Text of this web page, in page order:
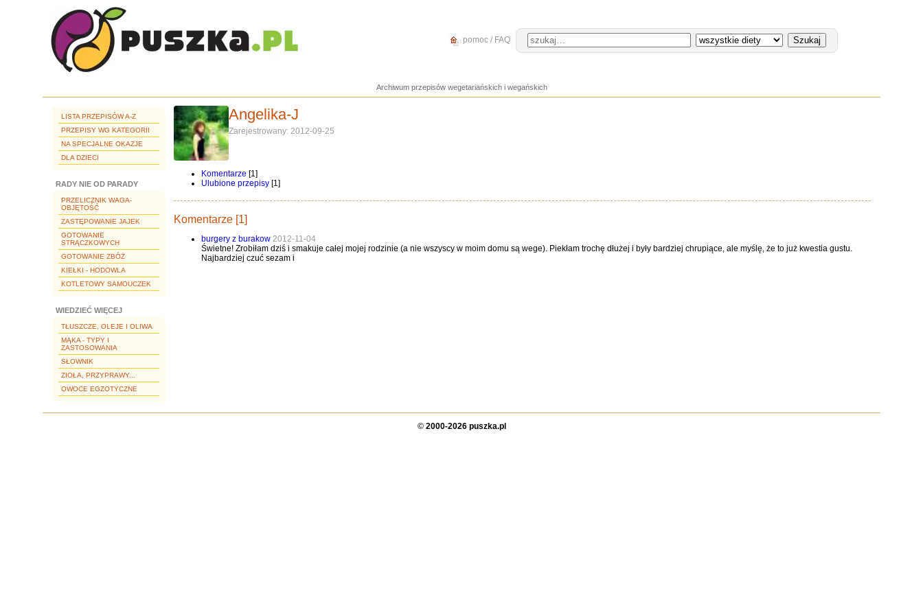
pomoc / FAQ
Archiwum przepisów wegetariańskich i wegańskich
LISTA PRZEPISÓW A-Z
PRZEPISY WG KATEGORII
NA SPECJALNE OKAZJE
DLA DZIECI
RADY NIE OD PARADY
PRZELICZNIK WAGA-
OBJĘTOŚĆ
ZASTĘPOWANIE JAJEK
GOTOWANIE
STRĄCZKOWYCH
GOTOWANIE ZBÓŻ
KIEŁKI - HODOWLA
KOTLETOWY SAMOUCZEK
WIEDZIEĆ WIĘCEJ
TŁUSZCZE, OLEJE I OLIWA
MĄKA - TYPY I
ZASTOSOWANIA
SŁOWNIK
ZIOŁA, PRZYPRAWY...
OWOCE EGZOTYCZNE
Angelika-J
Zarejestrowany: 2012-09-25
Komentarze [1]
Ulubione przepisy [1]
Komentarze [1]
burgery z burakow 2012-11-04
Świetne! Zrobiłam dziś i smakuje całej mojej rodzinie (a nie wszyscy w moim domu są wege). Piekłam trochę dłużej i były bardziej chrupiące, ale myślę, że to już kwestia gustu.
Najbardziej czuć sezam i
© 2000-2026 puszka.pl